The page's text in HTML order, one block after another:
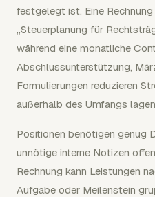
festgelegt ist. Eine
„Steuerplanung für
während eine monatliche
Abschlussunterstützung,
Formulierungen reduzieren
außerhalb des Umfangs
Positionen benötigen genug
unnötige interne Notizen
Rechnung kann Leistungen
Aufgabe oder Meilenstein